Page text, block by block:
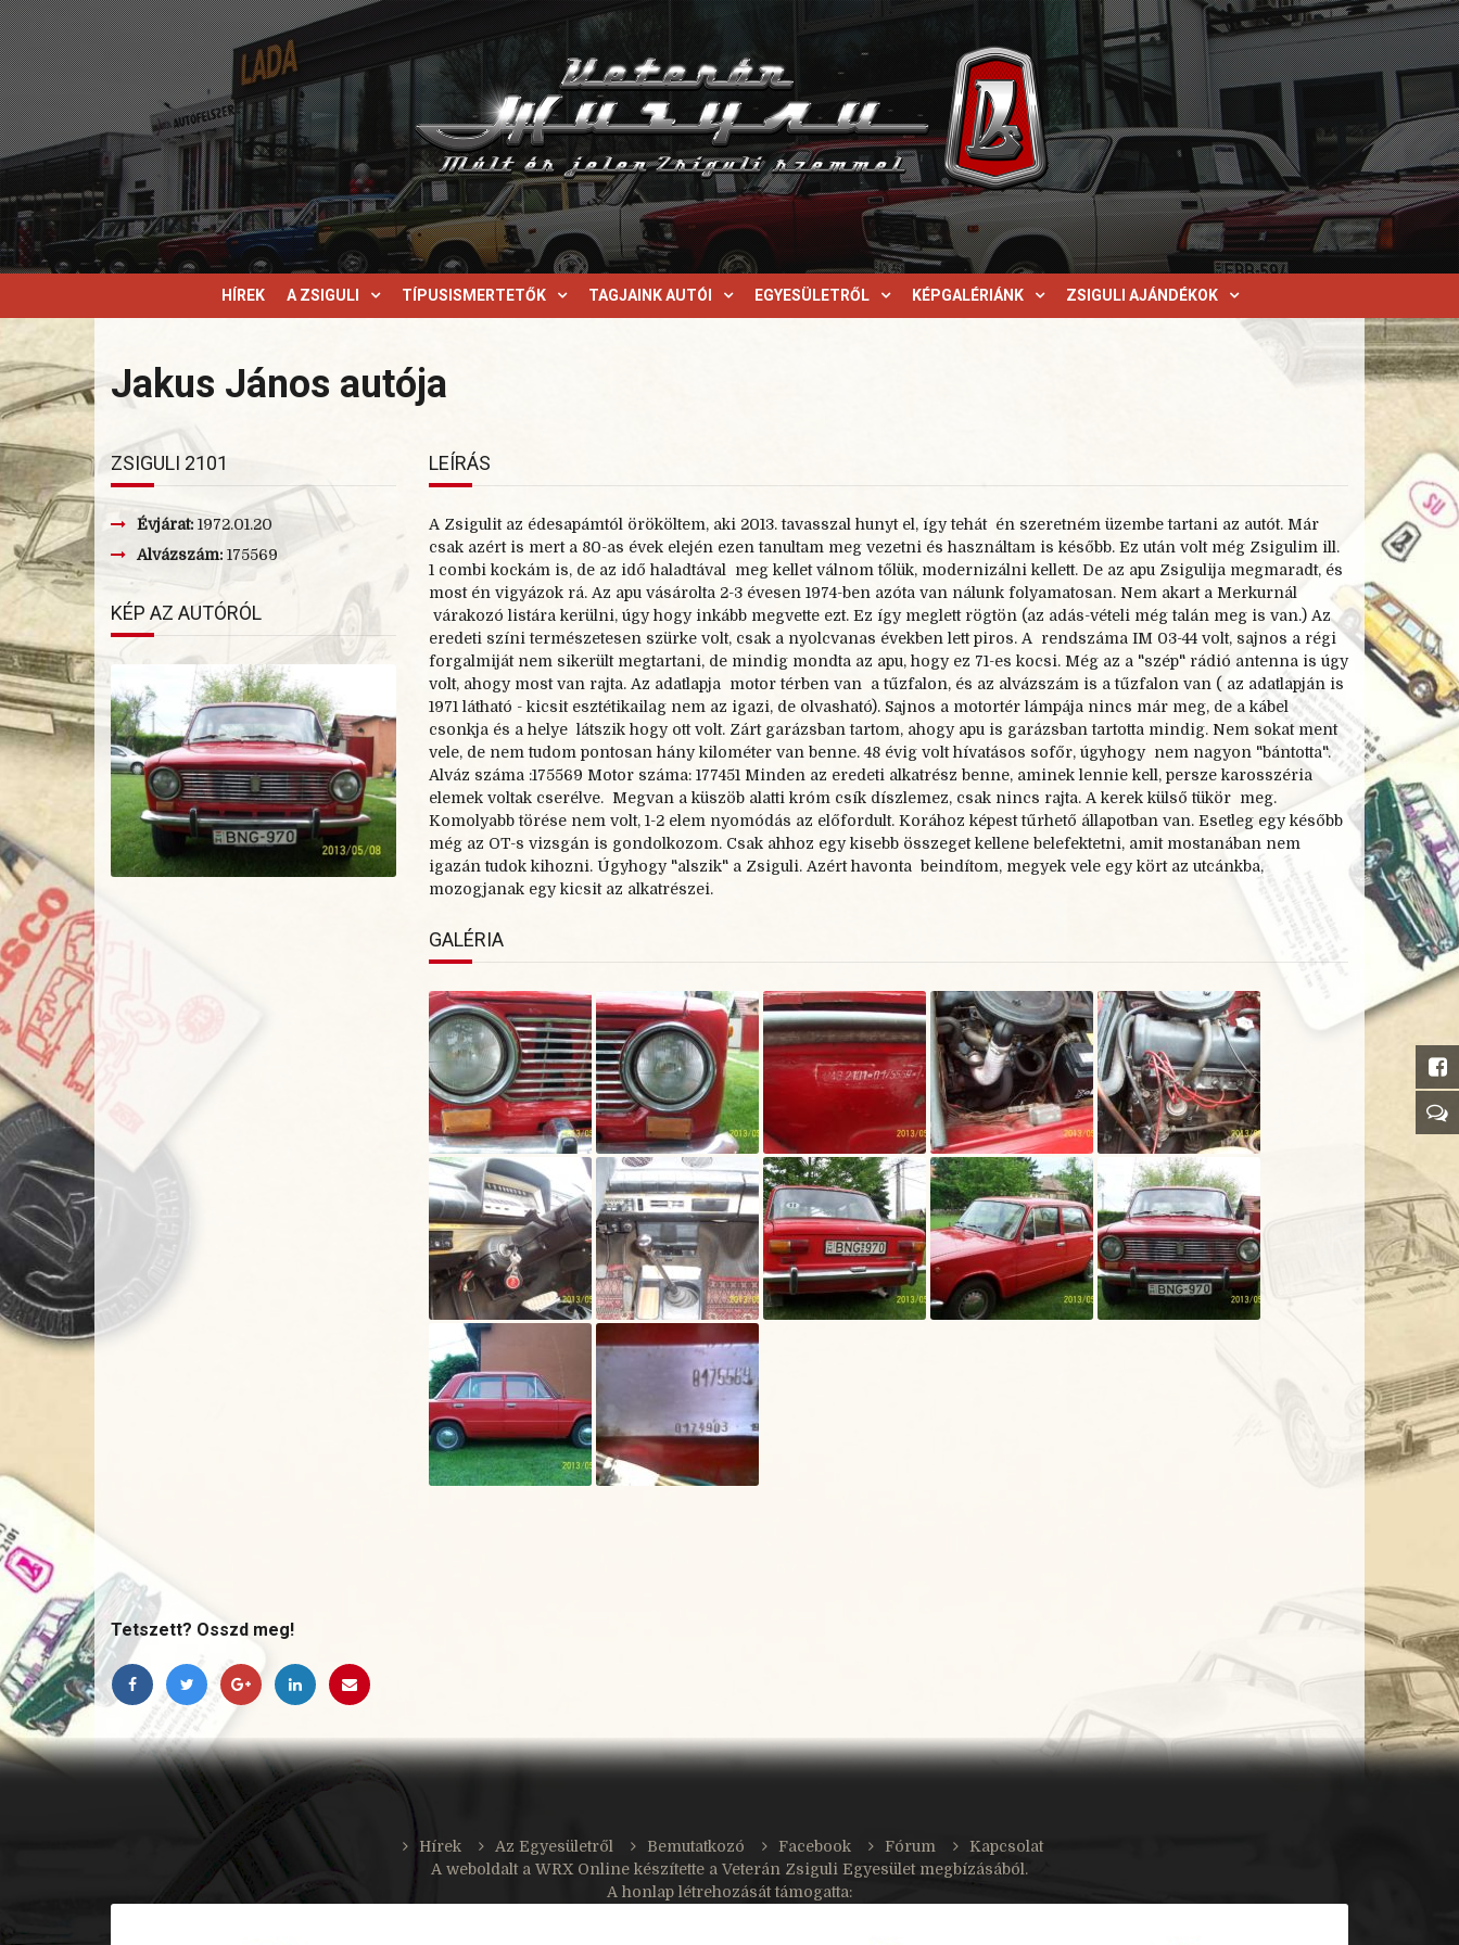
HÍREK A ZSIGULI TÍPUSISMERTETŐK TAGJAINK AUTÓI EGYESÜLETRŐL KÉPGALÉRIÁNK ZSIGULI AJÁNDÉKOK
Jakus János autója
ZSIGULI 2101
Évjárat: 1972.01.20
Alvázszám: 175569
KÉP AZ AUTÓRÓL
LEÍRÁS
A Zsigulit az édesapámtól örököltem, aki 2013. tavasszal hunyt el, így tehát én szeretném üzembe tartani az autót. Már
csak azért is mert a 80-as évek elején ezen tanultam meg vezetni és használtam is később. Ez után volt még Zsigulim ill.
1 combi kockám is, de az idő haladtával meg kellet válnom tőlük, modernizálni kellett. De az apu Zsigulija megmaradt, és
most én vigyázok rá. Az apu vásárolta 2-3 évesen 1974-ben azóta van nálunk folyamatosan. Nem akart a Merkurnál
várakozó listára kerülni, úgy hogy inkább megvette ezt. Ez így meglett rögtön (az adás-vételi még talán meg is van.) Az
eredeti színi természetesen szürke volt, csak a nyolcvanas években lett piros. A rendszáma IM 03-44 volt, sajnos a régi
forgalmiját nem sikerült megtartani, de mindig mondta az apu, hogy ez 71-es kocsi. Még az a "szép" rádió antenna is úgy
volt, ahogy most van rajta. Az adatlapja motor térben van a tűzfalon, és az alvázszám is a tűzfalon van ( az adatlapján is
1971 látható -kicsit esztétikailag nem az igazi, de olvasható). Sajnos a motortér lámpája nincs már meg, de a kábel
csonkja és a helye látszik hogy ott volt. Zárt garázsban tartom, ahogy apu is garázsban tartotta mindig. Nem sokat ment
vele, de nem tudom pontosan hány kilométer van benne. 48 évig volt hívatásos sofőr, úgyhogy nem nagyon "bántotta".
Alváz száma :175569 Motor száma: 177451 Minden az eredeti alkatrész benne, aminek lennie kell, persze karosszéria
elemek voltak cserélve. Megvan a küszöb alatti króm csík díszlemez, csak nincs rajta. A kerek külső tükör meg.
Komolyabb törése nem volt, 1-2 elem nyomódás az előfordult. Korához képest tűrhető állapotban van. Esetleg egy később
még az OT-s vizsgán is gondolkozom. Csak ahhoz egy kisebb összeget kellene belefektetni, amit mostanában nem
igazán tudok kihozni. Úgyhogy "alszik" a Zsiguli. Azért havonta beindítom, megyek vele egy kört az utcánkba,
mozogjanak egy kicsit az alkatrészei.
GALÉRIA
Tetszett? Osszd meg!
Hírek Az Egyesületről Bemutatkozó Facebook Fórum
Kapcsolat
A weboldalt a WRX Online készítette a Veterán Zsiguli Egyesület megbízásából.
A honlap létrehozását támogatta: